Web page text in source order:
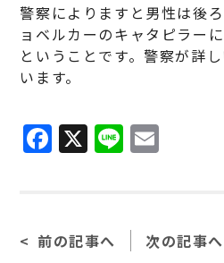
警察によりますと男性は後
ョベルカーのキャタピラー
ということです。警察が詳
います。
F
a
b
X Li
n
前の記事へ 次の記事へ